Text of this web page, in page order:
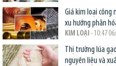
Giá kim loại công
xu hướng phân
KIM LOẠI - 10:47
Thị trường lúa
nguyên liệu và